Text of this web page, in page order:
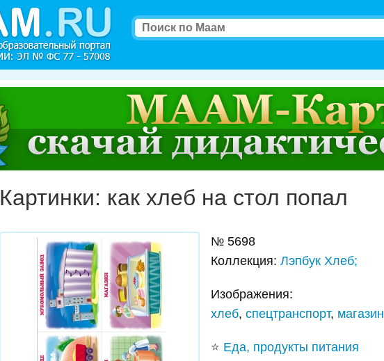
Картинки: как хлеб на стол попал
№5698
Коллекция:Лэпбук Хлеб;
Изображения:
хлеб,спецтранспорт, магазин
⭐ Еда, продукты питания